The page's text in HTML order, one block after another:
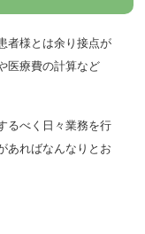
者様とは余り接点が
医療費の計算など
るべく日々業務を行
あればなんなりとお